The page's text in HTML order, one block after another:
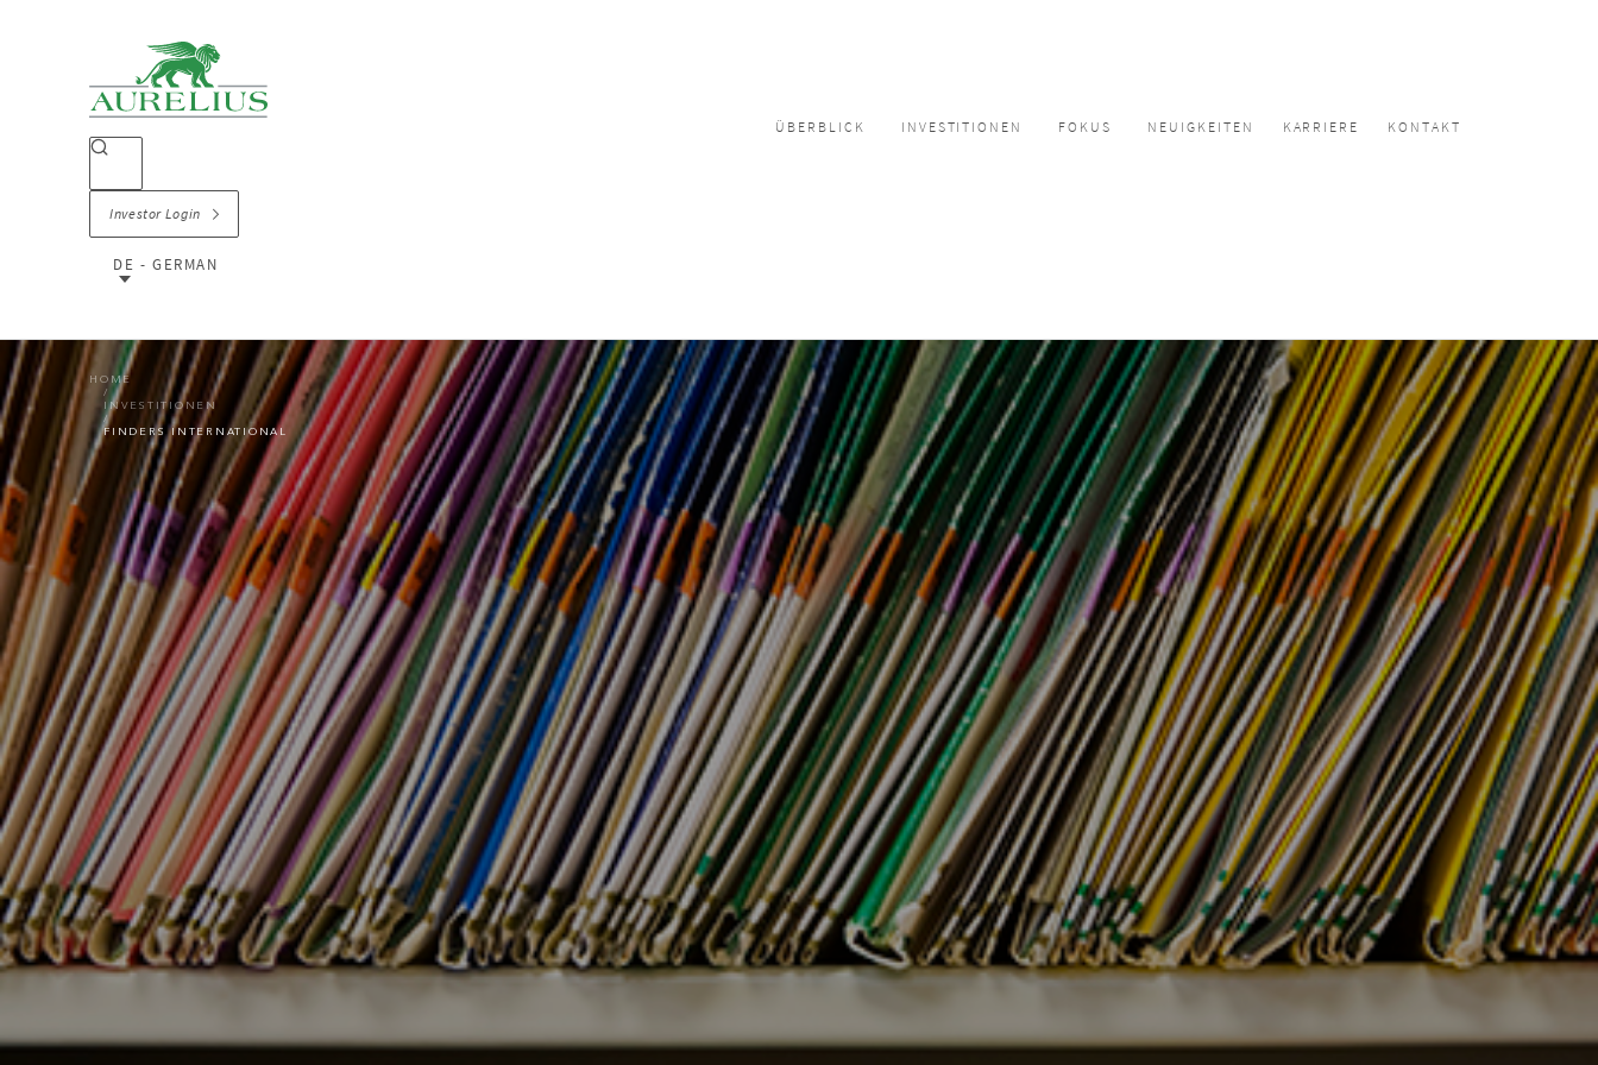
ÜBERBLICK INVESTITIONEN FOKUS NEUIGKEITEN KARRIERE KONTAKT
Investor Login
DE - GERMAN
HOME
INVESTITIONEN
FINDERS INTERNATIONAL